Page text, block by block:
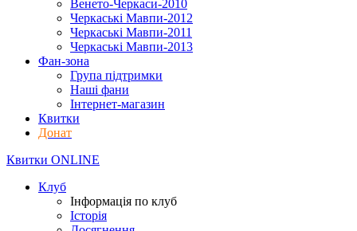
Венето-Черкаси-2010
Черкаські Мавпи-2012
Черкаські Мавпи-2011
Черкаські Мавпи-2013
Фан-зона
Група підтримки
Наші фани
Інтернет-магазин
Квитки
Донат
Квитки ONLINE
Клуб
Інформація по клуб
Історія